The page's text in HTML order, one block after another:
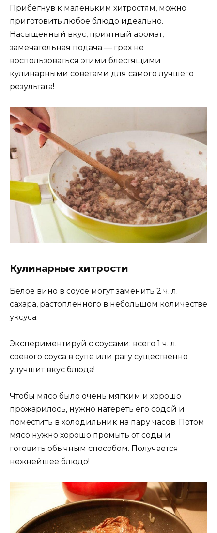
Прибегнув к маленьким хитростям, можно
приготовить любое блюдо идеально.
Насыщенный вкус, приятный аромат,
замечательная подача — грех не
воспользоваться этими блестящими
кулинарными советами для самого лучшего
результата!
Кулинарные хитрости
Белое вино в соусе могут заменить 2 ч. л.
сахара, растопленного в небольшом количестве
уксуса.
Экспериментируй с соусами: всего 1 ч. л.
соевого соуса в супе или рагу существенно
улучшит вкус блюда!
Чтобы мясо было очень мягким и хорошо
прожарилось, нужно натереть его содой и
поместить в холодильник на пару часов. Потом
мясо нужно хорошо промыть от соды и
готовить обычным способом. Получается
нежнейшее блюдо!